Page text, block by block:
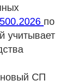
по
учитывает
СП